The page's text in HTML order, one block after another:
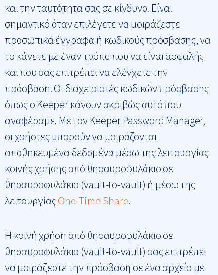
και την ταυτότητα σας σε κίνδυνο. Είναι
σημαντικό όταν επιλέγετε να μοιράζεστε
προσωπικά έγγραφα ή κωδικούς πρόσβασης, να
το κάνετε με έναν τρόπο που να είναι ασφαλής
και που σας επιτρέπει να ελέγχετε την
πρόσβαση. Οι διαχειριστές κωδικών πρόσβασης
όπως ο Keeper κάνουν ακριβώς αυτό που
αναφέραμε. Με τον Keeper Password Manager,
οι χρήστες μπορούν να μοιράζονται
αποθηκευμένα δεδομένα μέσω της λειτουργίας
κοινής χρήσης από θησαυροφυλάκιο σε
θησαυροφυλάκιο (vault-to-vault) ή μέσω της
λειτουργίαςOne-Time Share.
Η κοινή χρήση από θησαυροφυλάκιο σε
θησαυροφυλάκιο (vault-to-vault) σας επιτρέπει
να μοιράζεστε την πρόσβαση σε ένα αρχείο με